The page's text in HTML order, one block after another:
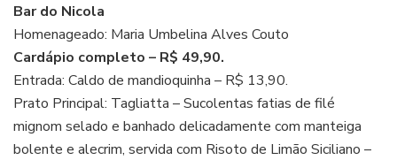
Bar do Nicola
Homenageado: Maria Umbelina Alves Couto
Cardápio completo – R$ 49,90.
Entrada: Caldo de mandioquinha – R$ 13,90.
Prato Principal: Tagliatta – Sucolentas fatias de filé
mignom selado e banhado delicadamente com manteiga
bolente e alecrim, servida com Risoto de Limão Siciliano –